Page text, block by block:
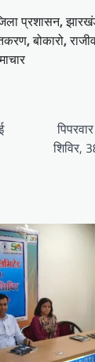
प्रशासन,
,बोकारो,
शिविर,